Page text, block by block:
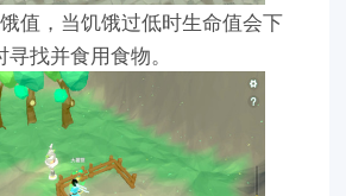
值，当饥饿过低时生命值会下
找并食用食物。